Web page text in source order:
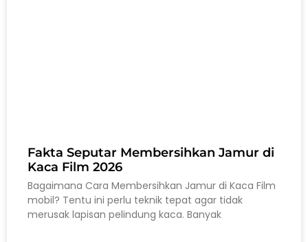
Fakta Seputar Membersihkan Jamur di
Kaca Film 2026
Bagaimana Cara Membersihkan Jamur di Kaca Film
mobil? Tentu ini perlu teknik tepat agar tidak
merusak lapisan pelindung kaca. Banyak